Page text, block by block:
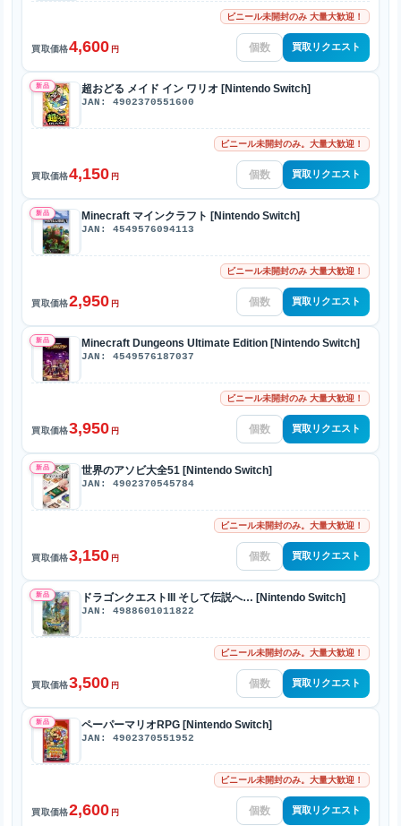
ビニール未開封のみ 大量大歓迎！
買取価格4,600 円 買取リクエスト
新品 超おどる メイド イン ワリオ [Nintendo Switch]
JAN: 4902370551600
ビニール未開封のみ。大量大歓迎！
買取価格4,150 円 買取リクエスト
新品 Minecraft マインクラフト [Nintendo Switch]
JAN: 4549576094113
ビニール未開封のみ 大量大歓迎！
買取価格2,950 円 買取リクエスト
新品 Minecraft Dungeons Ultimate Edition [Nintendo Switch]
JAN: 4549576187037
ビニール未開封のみ 大量大歓迎！
買取価格3,950 円 買取リクエスト
新品 世界のアソビ大全51 [Nintendo Switch]
JAN: 4902370545784
ビニール未開封のみ。大量大歓迎！
買取価格3,150 円 買取リクエスト
新品 ドラゴンクエストIII そして伝説へ… [Nintendo Switch]
JAN: 4988601011822
ビニール未開封のみ。大量大歓迎！
買取価格3,500 円 買取リクエスト
新品 ペーパーマリオRPG [Nintendo Switch]
JAN: 4902370551952
ビニール未開封のみ。大量大歓迎！
買取価格2,600 円 買取リクエスト